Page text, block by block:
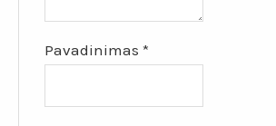
Pavadinimas*